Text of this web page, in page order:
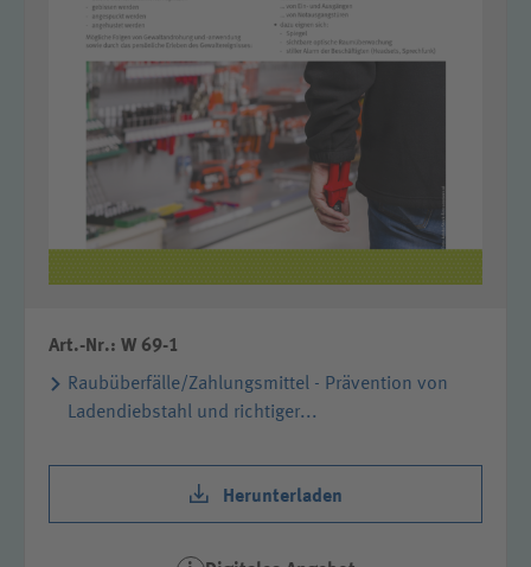
Art.-Nr.: W 69-1
Raubüberfälle/Zahlungsmittel - Prävention von
Ladendiebstahl und richtiger...
Herunterladen